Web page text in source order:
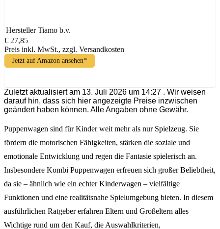
Hersteller Tiamo b.v.
€ 27,85
Preis inkl. MwSt., zzgl. Versandkosten
Jetzt auf Amazon ansehen*
Zuletzt aktualisiert am 13. Juli 2026 um 14:27 . Wir weisen
darauf hin, dass sich hier angezeigte Preise inzwischen
geändert haben können. Alle Angaben ohne Gewähr.
Puppenwagen sind für Kinder weit mehr als nur Spielzeug. Sie
fördern die motorischen Fähigkeiten, stärken die soziale und
emotionale Entwicklung und regen die Fantasie spielerisch an.
Insbesondere Kombi Puppenwagen erfreuen sich großer Beliebtheit,
da sie – ähnlich wie ein echter Kinderwagen – vielfältige
Funktionen und eine realitätsnahe Spielumgebung bieten. In diesem
ausführlichen Ratgeber erfahren Eltern und Großeltern alles
Wichtige rund um den Kauf, die Auswahlkriterien,